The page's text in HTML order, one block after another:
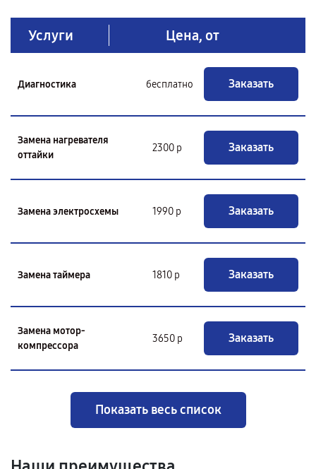
Услуги Цена, от
Диагностика бесплатно Заказать
Замена нагревателя
оттайки
2300 р Заказать
Замена электросхемы 1990 р Заказать
Замена таймера 1810 р Заказать
Замена мотор-
компрессора
3650 р Заказать
Показать весь список